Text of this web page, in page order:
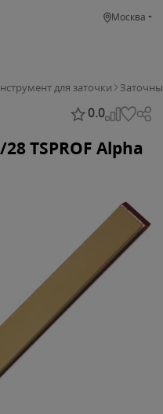
Москва
для заточки
0.0
TSPROF Alpha